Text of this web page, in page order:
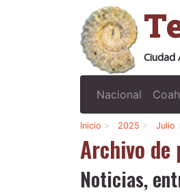
Ciudad
Nacional
Inicio > 2025 > Julio
Archivo
Noticias,